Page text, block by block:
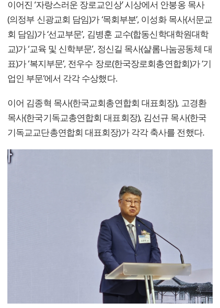
이어진 ‘자랑스러운 장로교인상’ 시상에서 안붕옹 목사
(의정부 신광교회 담임)가 ‘목회부분’, 이성화 목사(서문교
회 담임)가 ‘선교부문’, 김병훈 교수(합동신학대학원대학
교)가 ‘교육 및 신학부문’, 정신길 목사(샬롬나눔공동체 대
표)가 ‘복지부문’, 전우수 장로(한국장로회총연합회)가 ‘기
업인 부문’에서 각각 수상했다.
이어 김종혁 목사(한국교회총연합회 대표회장), 고경환
목사(한국기독교총연합회 대표회장), 김선규 목사(한국
기독교교단총연합회 대표회장)가 각각 축사를 전했다.